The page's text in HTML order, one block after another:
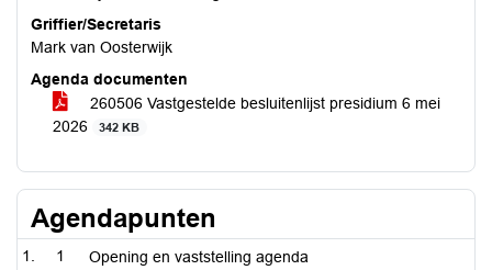
Griffier/Secretaris
Mark van Oosterwijk
Agenda documenten
260506 Vastgestelde besluitenlijst presidium 6 mei
2026
342 KB
Agendapunten
1 Opening en vaststelling agenda